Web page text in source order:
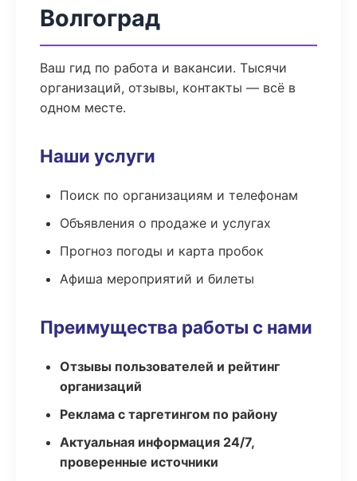
Волгоград
Ваш гид по работа и вакансии. Тысячи
организаций, отзывы, контакты — всё в
одном месте.
Наши услуги
Поиск по организациям и телефонам
Объявления о продаже и услугах
Прогноз погоды и карта пробок
Афиша мероприятий и билеты
Преимущества работы с нами
Отзывы пользователей и рейтинг
организаций
Реклама с таргетингом по району
Актуальная информация 24/7,
проверенные источники